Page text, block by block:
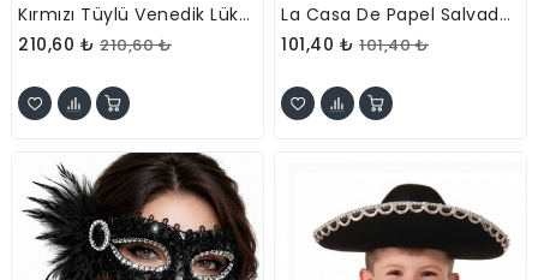
Kırmızı Tüylü Venedik Lüks Balo Maskesi
210,60 ₺ 210,60 ₺
La Casa De Papel Salvador Dali Maskesi
101,40 ₺ 101,40 ₺